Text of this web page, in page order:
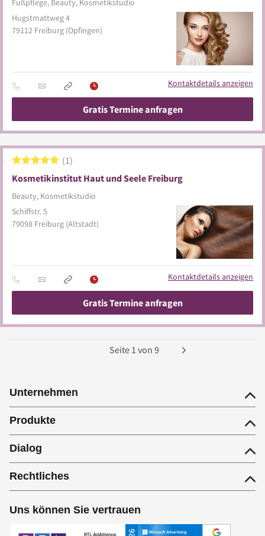
Fußpflege, Beauty, Kosmetikstudio
Hugstmattweg 4
79112 Freiburg (Opfingen)
Kontaktdetails anzeigen
Gratis Termine anfragen
Kosmetikinstitut Haut und Seele Freiburg
Beauty, Kosmetikstudio
1
Schiffstr. 5
79098 Freiburg (Altstadt)
Kontaktdetails anzeigen
Gratis Termine anfragen
Seite 1 von 9
Unternehmen
Produkte
Dialog
Rechtliches
Uns können Sie vertrauen